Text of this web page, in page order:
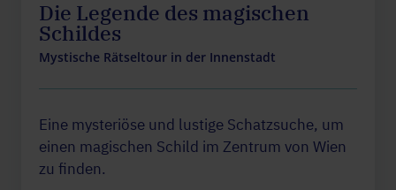
Die Legende des magischen
Schildes
Mystische Rätseltour in der Innenstadt
Eine mysteriöse und lustige Schatzsuche, um
einen magischen Schild im Zentrum von Wien
zu finden.